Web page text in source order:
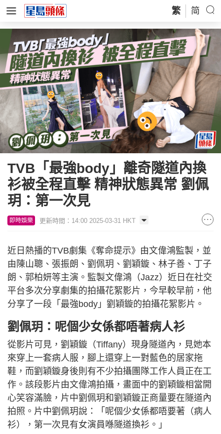
繁 简
TVB「最強body」離奇隧道內換
衫被全程直擊 精神狀態異常 劉佩
玥：第一次見
即時娛樂 更新時間：14:00 2025-03-31 HKT
近日熱播的TVB劇集《奪命提示》由文偉鴻監製，並
由陳山聰、張振朗、劉佩玥、劉穎鏇、林子善、丁子
朗、郭柏妍等主演。監製文偉鴻（Jazz）近日在社交
平台多次分享劇集的拍攝花絮影片，今早較早前，他
分享了一段「最強body」劉穎鏇的拍攝花絮影片。
劉佩玥：呢個少女係都唔著病人衫
從影片可見，劉穎鏇（Tiffany）現身隧道內，見她本
來穿上一套病人服，腳上還穿上一對藍色的居家拖
鞋，而劉穎鏇身後則有不少拍攝團隊工作人員正在工
作。該段影片由文偉鴻拍攝，畫面中的劉穎鏇相當開
心笑容滿臉，片中劉佩玥和劉穎鏇正商量要在隧道內
拍照。片中劉佩玥說：「呢個少女係都唔要著（病人
衫），第一次見有女演員喺隧道換衫。」